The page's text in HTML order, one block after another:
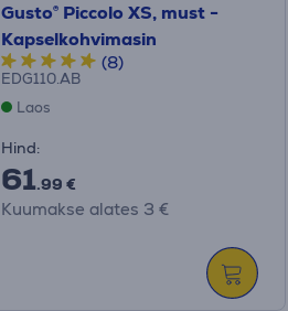
Gusto® Piccolo XS, must -
Kapselkohvimasin
(8)
EDG110.AB
Laos
Hind:
61.99 €
Kuumakse alates 3 €